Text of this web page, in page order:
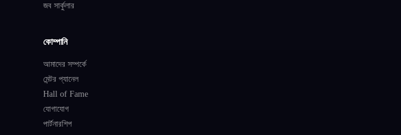
জব সার্কুলার
কোম্পানি
আমাদের সম্পর্কে
মেন্টর প্যানেল
Hall of Fame
যোগাযোগ
পার্টনারশিপ